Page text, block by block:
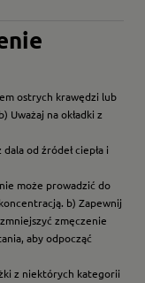
ostrych krawędzi lub
Uważaj na okładki z
od źródeł ciepła i
może prowadzić do
b) Zapewnij
zmęczenie
aby odpocząć
z niektórych kategorii